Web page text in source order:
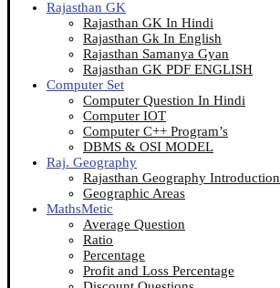
Rajasthan GK
Rajasthan GK In Hindi
Rajasthan Gk In English
Rajasthan Samanya Gyan
Rajasthan GK PDF ENGLISH
Computer Set
Computer Question In Hindi
Computer IOT
Computer C++ Program’s
DBMS & OSI MODEL
Raj. Geography
Rajasthan Geography Introduction
Geographic Areas
MathsMetic
Average Question
Ratio
Percentage
Profit and Loss Percentage